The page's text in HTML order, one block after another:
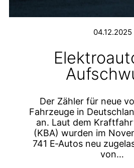
04.12.2025
Der Zähler für neue
Fahrzeuge in
an. Laut dem
(KBA) wurden im
741 E‑Autos neu
von…